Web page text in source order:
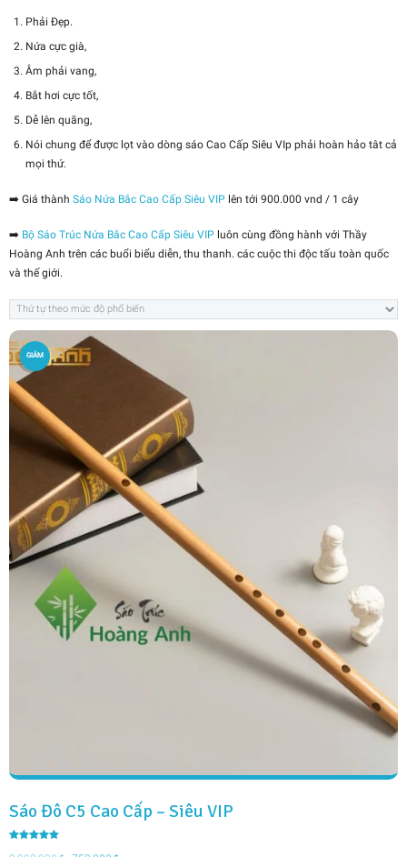
Phải Đẹp.
Nứa cực già,
Âm phải vang,
Bắt hơi cực tốt,
Dễ lên quãng,
Nói chung để được lọt vào dòng sáo Cao Cấp Siêu VIp phải hoàn hảo tât cả
mọi thứ.
➡️ Giá thành Sáo Nứa Bắc Cao Cấp Siêu VIP lên tới 900.000 vnd / 1 cây
➡️ Bộ Sáo Trúc Nứa Bắc Cao Cấp Siêu VIP luôn cùng đồng hành với Thầy
Hoàng Anh trên các buổi biểu diễn, thu thanh. các cuộc thi độc tấu toàn quốc
và thế giới.
GIẢM
Sáo Đô C5 Cao Cấp – Siêu VIP